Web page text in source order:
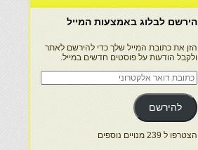
הירשם לבלוג באמצעות המייל
הזן את כתובת המייל שלך כדי להירשם לאתר
ולקבל הודעות על פוסטים חדשים במייל.
כתובת
דואר
אלקטרוני
להירשם
הצטרפו ל 239 מנויים נוספים